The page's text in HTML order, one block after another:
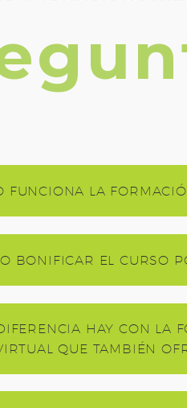
FUNCIONA LA
BONIFICAR EL CURSO
HAY CON LA
QUE TAMBIÉN